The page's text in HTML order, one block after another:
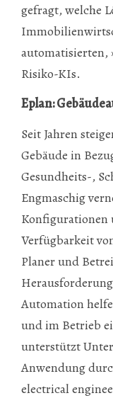
gefragt, welche
automatisierten,
Risiko-KIs.
Eplan:
Seit Jahren
Gebäude in
Gesundheits-,
Engmaschig
Konfigurationen
Verfügbarkeit
Planer und
Automation
und im Betrieb
unterstützt
Anwendung
electrical